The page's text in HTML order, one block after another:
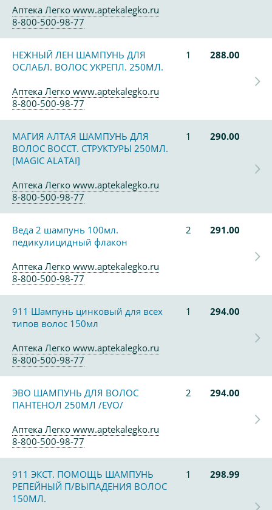
Аптека Легко www.aptekalegko.ru
8-800-500-98-77
НЕЖНЫЙ ЛЕН ШАМПУНЬ ДЛЯ
ОСЛАБЛ. ВОЛОС УКРЕПЛ. 250МЛ.
1 288.00
Аптека Легко www.aptekalegko.ru
8-800-500-98-77
МАГИЯ АЛТАЯ ШАМПУНЬ ДЛЯ
ВОЛОС ВОССТ. СТРУКТУРЫ 250МЛ.
[MAGIC ALATAI]
1 290.00
Аптека Легко www.aptekalegko.ru
8-800-500-98-77
Веда 2 шампунь 100мл.
педикулицидный флакон
2 291.00
Аптека Легко www.aptekalegko.ru
8-800-500-98-77
911 Шампунь цинковый для всех
типов волос 150мл
1 294.00
Аптека Легко www.aptekalegko.ru
8-800-500-98-77
ЭВО ШАМПУНЬ ДЛЯ ВОЛОС
ПАНТЕНОЛ 250МЛ /EVO/
2 294.00
Аптека Легко www.aptekalegko.ru
8-800-500-98-77
911 ЭКСТ. ПОМОЩЬ ШАМПУНЬ
РЕПЕЙНЫЙ П/ВЫПАДЕНИЯ ВОЛОС
150МЛ.
1 298.99